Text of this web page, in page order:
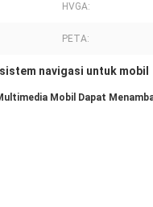
HVGA:
PETA:
sistem navigasi untuk mobil
Mobil Dapat